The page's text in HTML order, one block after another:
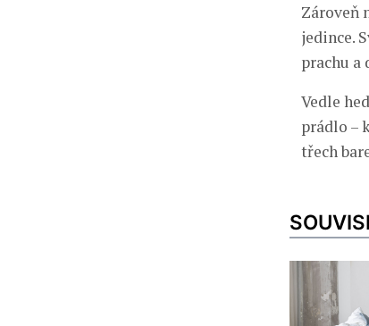
Zároveň
jedince.
prachu a
Vedle
prádlo –
třech